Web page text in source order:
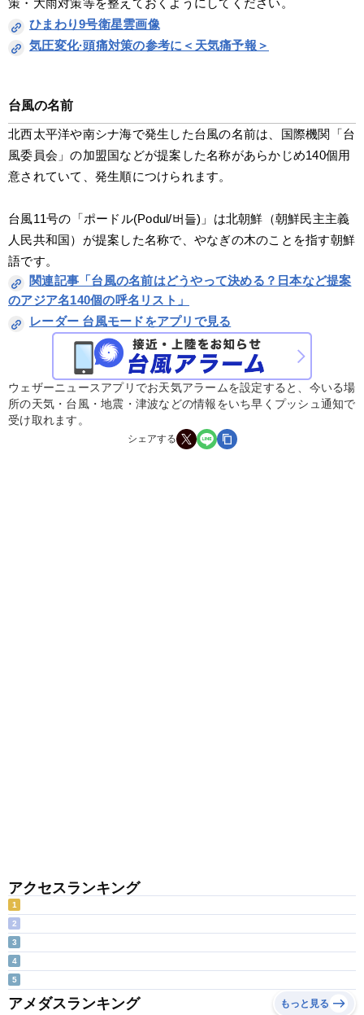
ひまわり9号衛星雲画像
気圧変化·頭痛対策の参考に＜天気痛予報＞
台風の名前
北西太平洋や南シナ海で発生した台風の名前は、国際機関「台
風委員会」の加盟国などが提案した名称があらかじめ140個用
意されていて、発生順につけられます。
台風11号の「ポードル(Podul/버들)」は北朝鮮（朝鮮民主主義
人民共和国）が提案した名称で、やなぎの木のことを指す朝鮮
語です。
関連記事「台風の名前はどうやって決める？日本など提案
のアジア名140個の呼名リスト」
レーダー 台風モードをアプリで見る
ウェザーニュースアプリでお天気アラームを設定すると、今いる場
所の天気・台風・地震・津波などの情報をいち早くプッシュ通知で
受け取れます。
シェアする
アクセスランキング
1
2
3
4
5
アメダスランキング もっと見る